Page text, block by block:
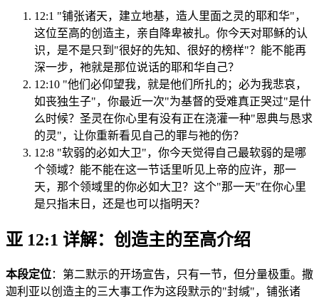
12:1 "铺张诸天，建立地基，造人里面之灵的耶和华"，
这位至高的创造主，亲自降卑被扎。你今天对耶稣的认
识，是不是只到"很好的先知、很好的榜样"？能不能再
深一步，祂就是那位说话的耶和华自己？
12:10 "他们必仰望我，就是他们所扎的；必为我悲哀，
如丧独生子"，你最近一次"为基督的受难真正哭过"是什
么时候？圣灵在你心里有没有正在浇灌一种"恩典与恳求
的灵"，让你重新看见自己的罪与祂的伤？
12:8 "软弱的必如大卫"，你今天觉得自己最软弱的是哪
个领域？能不能在这一节话里听见上帝的应许，那一
天，那个领域里的你必如大卫？这个"那一天"在你心里
是只指末日，还是也可以指明天？
亚 12:1 详解：创造主的至高介绍
本段定位：第二默示的开场宣告，只有一节，但分量极重。撒
迦利亚以创造主的三大事工作为这段默示的"封缄"，铺张诸